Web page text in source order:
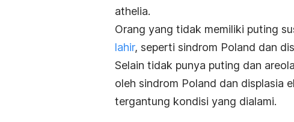
athelia.
Orang yang tidak memiliki puting
lahir, seperti sindrom Poland dan
Selain tidak punya puting dan
oleh sindrom Poland dan displasia
tergantung kondisi yang dialami.